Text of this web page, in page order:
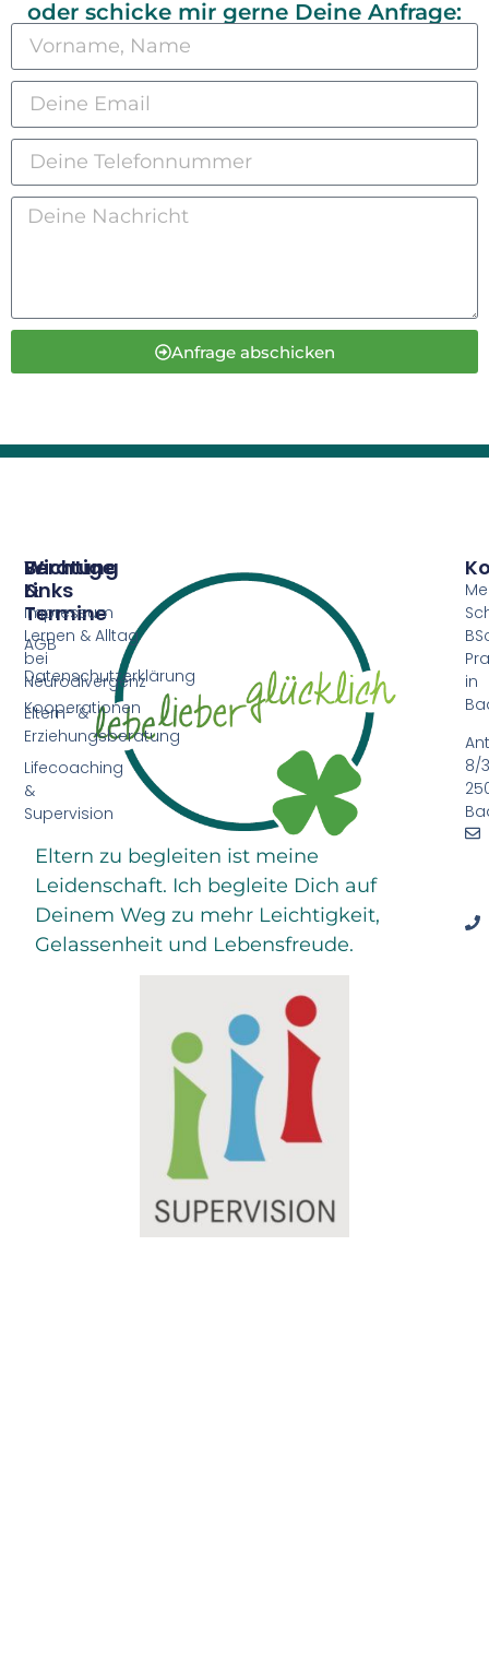
oder schicke mir gerne Deine Anfrage:
Anfrage abschicken
Eltern zu begleiten ist meine
Leidenschaft. Ich begleite Dich auf
Deinem Weg zu mehr Leichtigkeit,
Gelassenheit und Lebensfreude.
Beratung
&
Termine
Lernen & Alltag
bei
Neurodivergenz
Eltern- &
Erziehungsberatung
Lifecoaching
&
Supervision
Wichtige
Links
Impressum
AGB
Datenschutzerklärung
Kooperationen
in
8/